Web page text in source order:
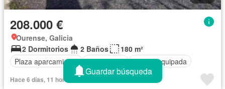
208.000 €
Ourense, Galicia
2 Dormitorios
2 Baños
180 m²
Plaza aparcamiento
Calefacción Cocina equipada
Hace 6 días, 11 horas en Pisos - 527088
Guardar búsqueda